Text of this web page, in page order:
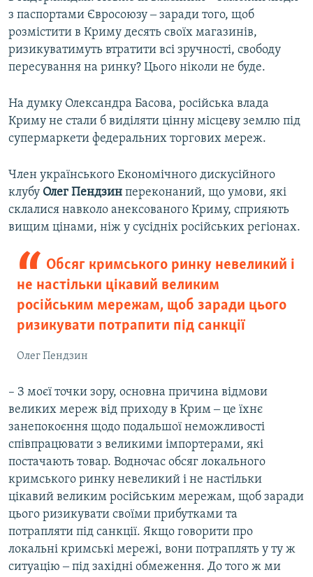
з паспортами Євросоюзу ‒ заради того, щоб
розмістити в Криму десять своїх магазинів,
ризикуватимуть втратити всі зручності, свободу
пересування на ринку? Цього ніколи не буде.
На думку Олександра Басова, російська влада
Криму не стали б виділяти цінну місцеву землю під
супермаркети федеральних торгових мереж.
Член українського Економічного дискусійного
клубу Олег Пендзин переконаний, що умови, які
склалися навколо анексованого Криму, сприяють
вищим цінами, ніж у сусідніх російських регіонах.
Обсяг кримського ринку невеликий і
не настільки цікавий великим
російським мережам, щоб заради цього
ризикувати потрапити під санкції
Олег Пендзин
– З моєї точки зору, основна причина відмови
великих мереж від приходу в Крим ‒ це їхнє
занепокоєння щодо подальшої неможливості
співпрацювати з великими імпортерами, які
постачають товар. Водночас обсяг локального
кримського ринку невеликий і не настільки
цікавий великим російським мережам, щоб заради
цього ризикувати своїми прибутками та
потрапляти під санкції. Якщо говорити про
локальні кримські мережі, вони потраплять у ту ж
ситуацію ‒ під західні обмеження. До того ж ми